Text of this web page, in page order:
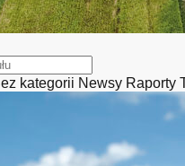
kategorii Newsy Raporty